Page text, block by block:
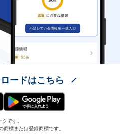
ードはこちら
です。
標または登録商標です。